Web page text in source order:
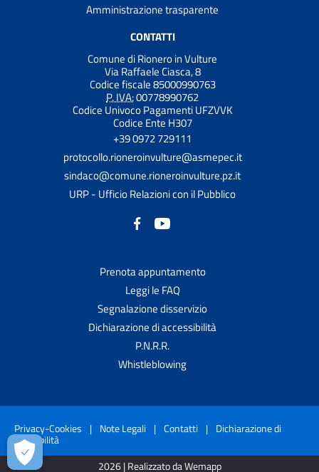
Amministrazione trasparente
CONTATTI
Comune di Rionero in Vulture
Via Raffaele Ciasca, 8
Codice fiscale 85000990763
P. IVA:00778990762
Codice Univoco Pagamenti UFZVVK
Codice Ente H307
+39 0972 729111
protocollo.rioneroinvulture@asmepec.it
sindaco@comune.rioneroinvulture.pz.it
URP - Ufficio Relazioni con il Pubblico
Prenota appuntamento
Leggi le FAQ
Segnalazione disservizio
Dichiarazione di accessibilità
P.N.R.R.
Whistleblowing
Privacy-Cookies | Note Legali | Contatti | Dichiarazione di
accessibilità
2026 | Realizzato da Wemapp